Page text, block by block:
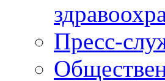
Пресс-